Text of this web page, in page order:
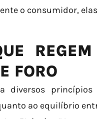
o consumidor,
FORO
diversos
ao equilíbrio